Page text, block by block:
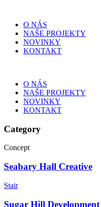
O NÁS
NAŠE PROJEKTY
NOVINKY
KONTAKT
O NÁS
NAŠE PROJEKTY
NOVINKY
KONTAKT
Category
Concept
Seabary Hall Creative
Stair
Sugar Hill Development